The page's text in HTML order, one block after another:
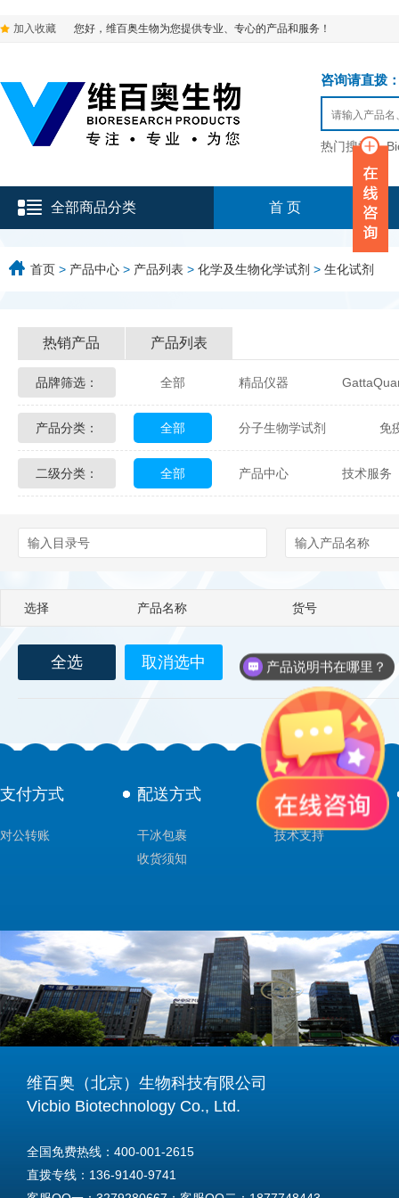
加入收藏 您好，维百奥生物为您提供专业、专心的产品和服务！
咨询请直拨
热门搜索：
全部商品分类 首 页
首页 > 产品中心 > 产品列表 > 化学及生物化学试剂 > 生化试剂
热销产品 产品列表
品牌筛选： 全部 精品仪器
Glycon Biochem Sterlitech
Echelon Biosciences Verichem
Biotez Berlin Diametra
Berry & Associates Zedira
LGC Maine Standards Biolife
Abbexa AbD Serotec
产品分类： 全部 分子生物学试剂 免
化学及生物化学试剂 材料学试剂
二级分类： 全部 产品中心 技术服务
选择 产品名称 货号
全选 取消选中
支付方式
对公转账
配送方式
干冰包裹
收货须知
售后服务
技术支持
维百奥（北京）生物科技有限公司
Vicbio Biotechnology Co., Ltd.
全国免费热线：400-001-2615
直拨专线：136-9140-9741
产品说明书在哪里？